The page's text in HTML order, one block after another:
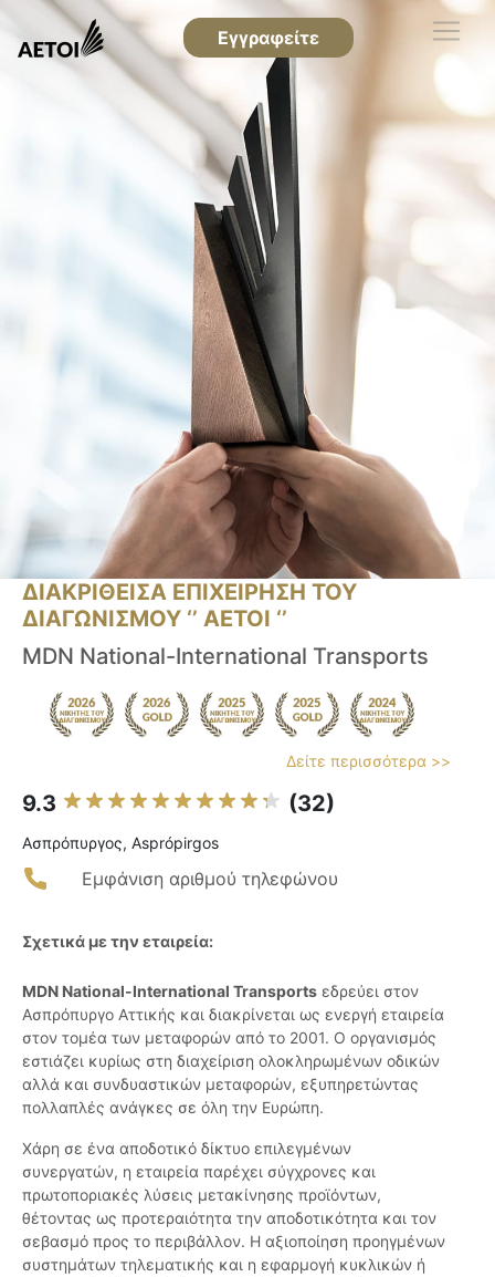
Εγγραφείτε
ΔΙΑΚΡΙΘΕΙΣΑ ΕΠΙΧΕΙΡΗΣΗ ΤΟΥ
ΔΙΑΓΩΝΙΣΜΟΥ ‘’ ΑΕΤΟΙ ‘’
ΜDN National-International Transports
Δείτε περισσότερα >>
9.3 (32)
Ασπρόπυργος, Asprópirgos
Εμφάνιση αριθμού τηλεφώνου
Σχετικά με την εταιρεία:
MDN National-International Transports εδρεύει στον
Ασπρόπυργο Αττικής και διακρίνεται ως ενεργή εταιρεία
στον τομέα των μεταφορών από το 2001. Ο οργανισμός
εστιάζει κυρίως στη διαχείριση ολοκληρωμένων οδικών
αλλά και συνδυαστικών μεταφορών, εξυπηρετώντας
πολλαπλές ανάγκες σε όλη την Ευρώπη.
Χάρη σε ένα αποδοτικό δίκτυο επιλεγμένων
συνεργατών, η εταιρεία παρέχει σύγχρονες και
πρωτοποριακές λύσεις μετακίνησης προϊόντων,
θέτοντας ως προτεραιότητα την αποδοτικότητα και τον
σεβασμό προς το περιβάλλον. Η αξιοποίηση προηγμένων
συστημάτων τηλεματικής και η εφαρμογή κυκλικών ή